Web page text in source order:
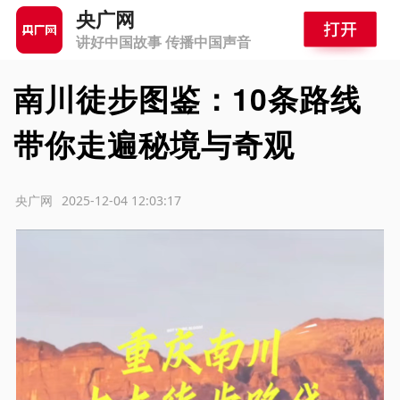
央广网
讲好中国故事 传播中国声音
南川徒步图鉴：10条路线
带你走遍秘境与奇观
2025-12-04 12:03:17
央广网